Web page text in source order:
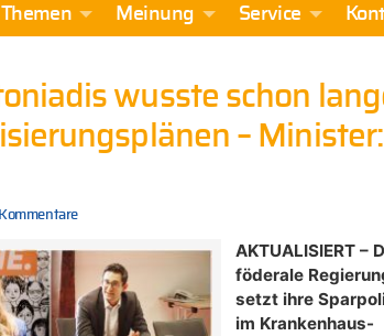
Themen Meinung Service
wusste schon
–
AKTUALISIERT –
föderale
setzt ihre
im Krankenhaus-